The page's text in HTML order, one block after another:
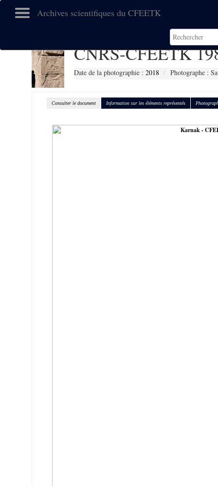
Archives scientifiques du CFEETK
CNRS-CFEETK
Date de la photographie : 2018 Photographe :
Consulter le document Information sur les éléments représentés